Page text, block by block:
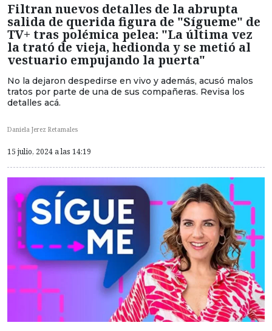
Filtran nuevos detalles de la abrupta
salida de querida figura de "Sígueme" de
TV+ tras polémica pelea: "La última vez
la trató de vieja, hedionda y se metió al
vestuario empujando la puerta"
No la dejaron despedirse en vivo y además, acusó malos
tratos por parte de una de sus compañeras. Revisa los
detalles acá.
Daniela Jerez Retamales
15 julio, 2024 a las 14:19